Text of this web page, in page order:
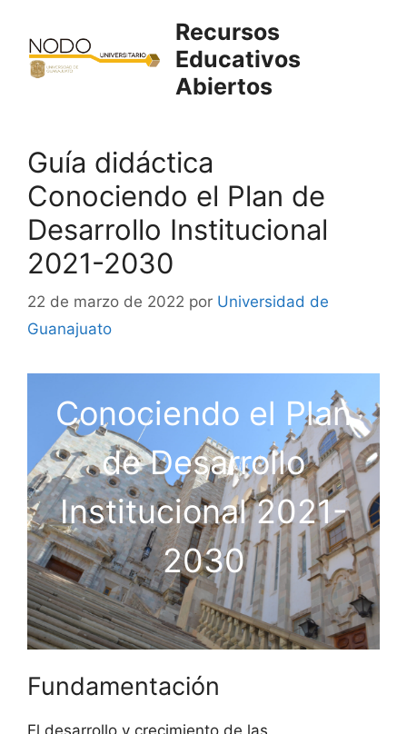
contenido
Recursos
Educativos
Abiertos
Guía didáctica
Conociendo el Plan de
Desarrollo Institucional
2021-2030
22 de marzo de 2022 por Universidad de
Guanajuato
Conociendo el Plan
de Desarrollo
Institucional 2021-
2030
Fundamentación
El desarrollo y crecimiento de las